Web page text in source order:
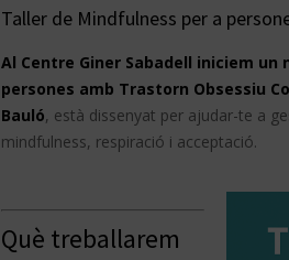
Taller de Mindfulness per a
Al Centre Giner Sabadell iniciem
persones amb Trastorn Obsessiu
Bauló, està dissenyat per ajudar-te a
mindfulness, respiració i acceptació.
Què treballarem